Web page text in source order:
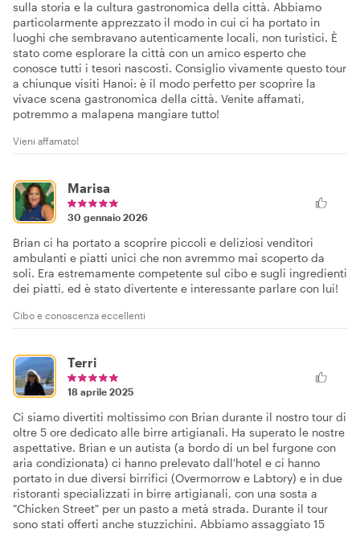
sulla storia e la cultura gastronomica della città. Abbiamo
particolarmente apprezzato il modo in cui ci ha portato in
luoghi che sembravano autenticamente locali, non turistici. È
stato come esplorare la città con un amico esperto che
conosce tutti i tesori nascosti. Consiglio vivamente questo tour
a chiunque visiti Hanoi: è il modo perfetto per scoprire la
vivace scena gastronomica della città. Venite affamati,
potremmo a malapena mangiare tutto!
Vieni affamato!
Marisa
30 gennaio 2026
Brian ci ha portato a scoprire piccoli e deliziosi venditori
ambulanti e piatti unici che non avremmo mai scoperto da
soli. Era estremamente competente sul cibo e sugli ingredienti
dei piatti, ed è stato divertente e interessante parlare con lui!
Cibo e conoscenza eccellenti
Terri
18 aprile 2025
Ci siamo divertiti moltissimo con Brian durante il nostro tour di
oltre 5 ore dedicato alle birre artigianali. Ha superato le nostre
aspettative. Brian e un autista (a bordo di un bel furgone con
aria condizionata) ci hanno prelevato dall'hotel e ci hanno
portato in due diversi birrifici (Overmorrow e Labtory) e in due
ristoranti specializzati in birre artigianali, con una sosta a
"Chicken Street" per un pasto a metà strada. Durante il tour
sono stati offerti anche stuzzichini. Abbiamo assaggiato 15